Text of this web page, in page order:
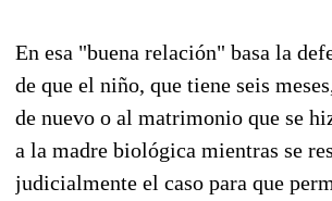
En esa "buena relación" basa la
de que el niño, que tiene seis
de nuevo o al matrimonio que se
a la madre biológica mientras se
judicialmente el caso para que